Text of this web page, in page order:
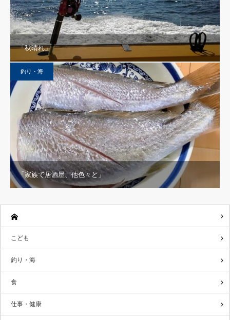
「秋晴れ」
釣り・海
「家族で居酒屋、他色々と」
こども
釣り・海
食
仕事・健康